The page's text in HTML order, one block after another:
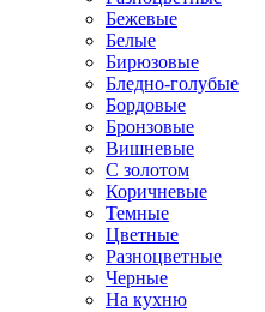
Бежевые
Белые
Бирюзовые
Бледно-голубые
Бордовые
Бронзовые
Вишневые
С золотом
Коричневые
Темные
Цветные
Разноцветные
Черные
На кухню